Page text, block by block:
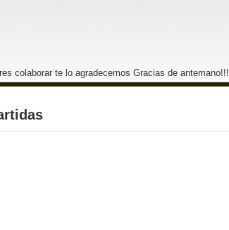
colaborar te lo agradecemos Gracias de